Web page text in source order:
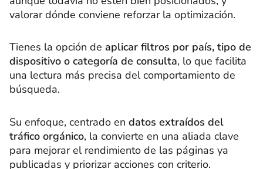
valorar dónde conviene reforzar la optimización.
Tienes la opción de aplicar filtros por país, tipo de
dispositivo o categoría de consulta, lo que facilita
una lectura más precisa del comportamiento de
búsqueda.
Su enfoque, centrado en datos extraídos del
tráfico orgánico, la convierte en una aliada clave
para mejorar el rendimiento de las páginas ya
publicadas y priorizar acciones con criterio.